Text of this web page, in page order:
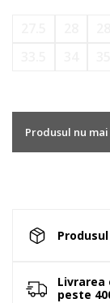
Produsul nu
peste